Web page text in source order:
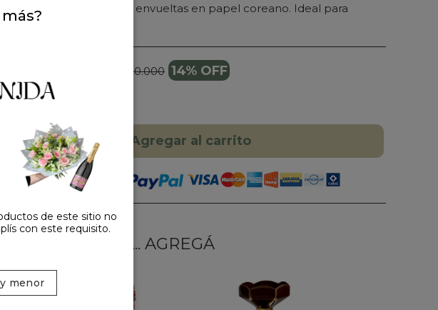
amarillas importadas envueltas en papel coreano. Ideal para
en cualquier ocasión.
$ 420.000 14% OFF
Agregar al carrito
ESPECIAL... AGREGÁ
más?
de este sitio no
con este requisito.